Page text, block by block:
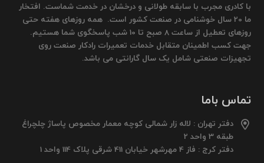
با کادری مجرب با سابقه طولانی و درخشان در خدمت شماست. افتخار
ما 20 سال خوشنامی در صنعت کشور است. همه روزهای هفته حتی
روزهای تعطیل از ساعت 8 صبح تا 10 شب پاسخگوی شما هستیم.
جهت کسب اطمینان متقابل خدمات تعمیرات رادکار صنعت روی
تجهیزات صنعتی شامل یک سال گارانتی می باشد.
تماس باما
دفتر تهران : لاله زار شمالی کوچه معمار مخصوص پاساژ چلچراغ
طبقه 3 واحد 2
دفتر کرج : فاز 4 مهرشهر خیابان 411 شرقی پلاک 114 واحد 1